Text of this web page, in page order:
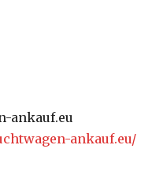
ankauf.eu
ankauf.eu/